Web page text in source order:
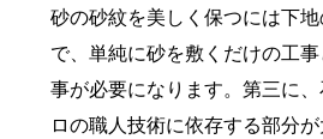
砂の砂紋を美しく保つには下
で、単純に砂を敷くだけの工
事が必要になります。第三に
ロの職人技術に依存する部分